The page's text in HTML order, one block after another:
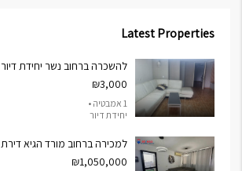
Latest Properties
להשכרה ברחוב נשר יחידת דיור 2 חדרים
₪3,000
1 אמבטיה •
יחידת דיור
למכירה ברחוב מורד הגיא דירת 3.5 חדרים
₪1,050,000